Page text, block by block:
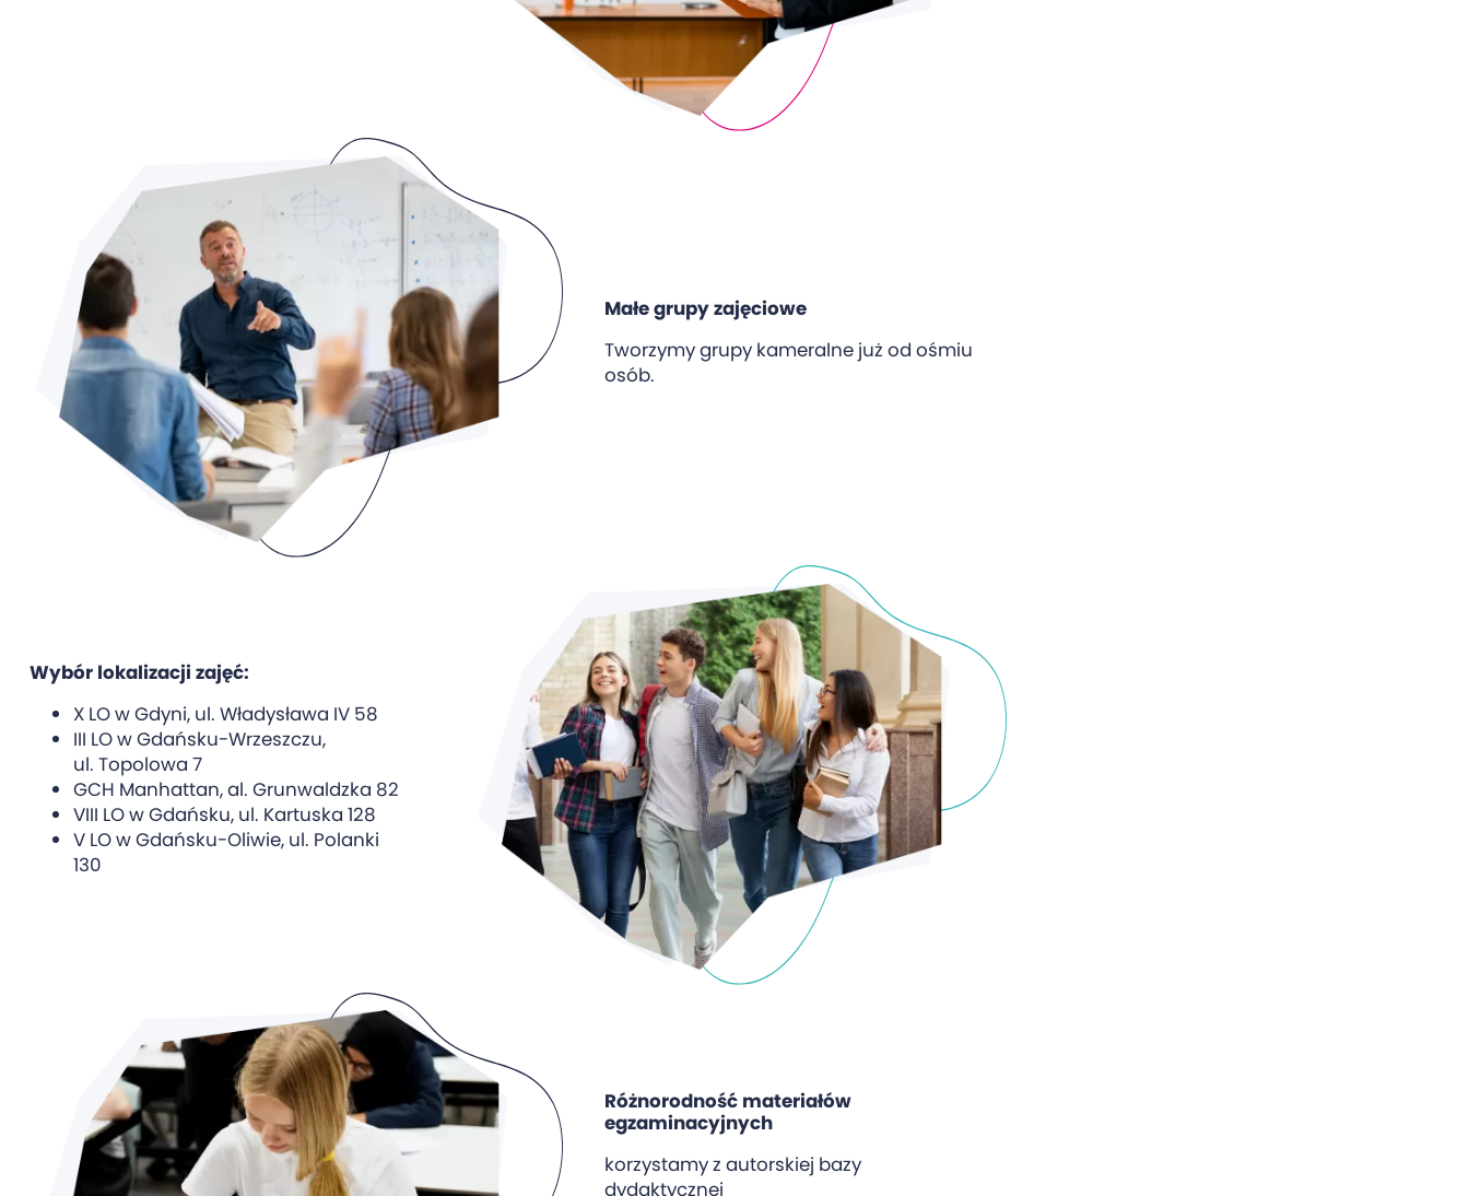
Małe grupy zajęciowe
Tworzymy grupy kameralne już od ośmiu
osób.
Wybór lokalizacji zajęć:
X LO w Gdyni, ul. Władysława IV 58
III LO w Gdańsku-Wrzeszczu,
ul. Topolowa 7
GCH Manhattan, al. Grunwaldzka 82
VIII LO w Gdańsku, ul. Kartuska 128
V LO w Gdańsku-Oliwie, ul. Polanki
130
Różnorodność materiałów
egzaminacyjnych
korzystamy z autorskiej bazy
dydaktycznej